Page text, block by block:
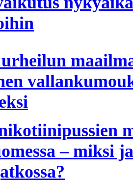
– miksi